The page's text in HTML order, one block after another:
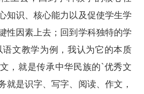
知识、核心能力以及促使学生学
性因素上去；回到学科独特的学
语文教学为例，我认为它的本质
，就是传承中华民族的`优秀文
就是识字、写字、阅读、作文，